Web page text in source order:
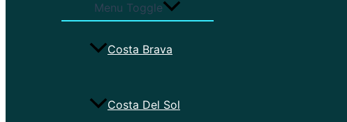
Menu Toggle
Costa Brava
Costa Del Sol